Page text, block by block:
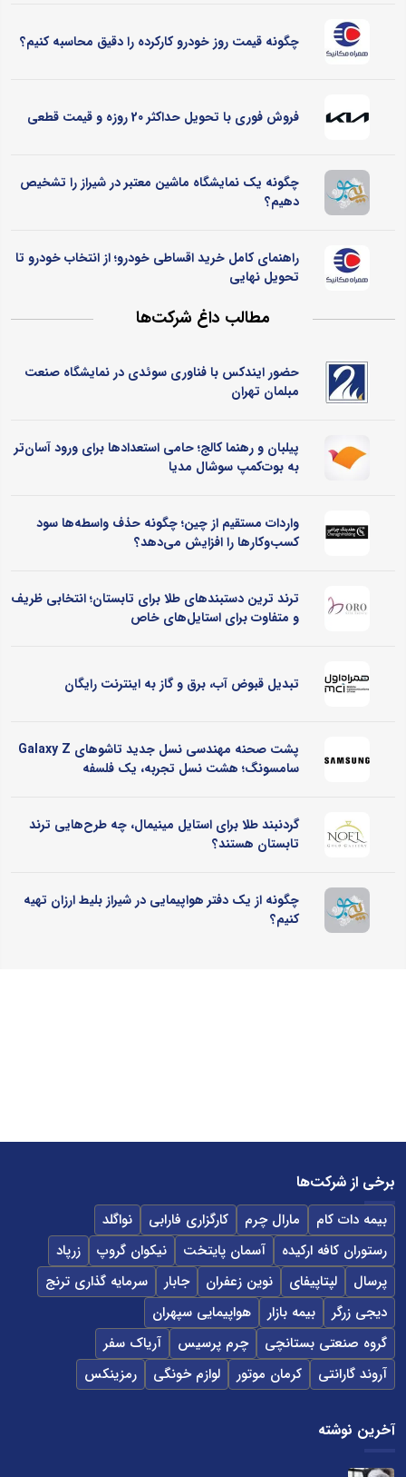
چگونه قیمت روز خودرو کارکرده را دقیق محاسبه کنیم؟
فروش فوری با تحویل حداکثر 20 روزه و قیمت قطعی
چگونه یک نمایشگاه ماشین معتبر در شیراز را تشخیص
دهیم؟
راهنمای کامل خرید اقساطی خودرو؛ از انتخاب خودرو تا
تحویل نهایی
مطالب داغ شرکت‌ها
حضور ایندکس با فناوری سوئدی در نمایشگاه صنعت
مبلمان تهران
پیلبان و رهنما کالج؛ حامی استعدادها برای ورود آسان‌تر
به بوت‌کمپ سوشال مدیا
واردات مستقیم از چین؛ چگونه حذف واسطه‌ها سود
کسب‌وکارها را افزایش می‌دهد؟
ترند ترین دستبندهای طلا برای تابستان؛ انتخابی ظریف
و متفاوت برای استایل‌های خاص
تبدیل قبوض آب، برق و گاز به اینترنت رایگان
پشت صحنه مهندسی نسل جدید تاشوهای Galaxy Z
سامسونگ؛ هشت نسل تجربه، یک فلسفه
گردنبند طلا برای استایل مینیمال، چه طرح‌هایی ترند
تابستان هستند؟
چگونه از یک دفتر هواپیمایی در شیراز بلیط ارزان تهیه
کنیم؟
برخی از شرکت‌ها
بیمه دات کام مارال چرم کارگزاری فارابی
نواگلد
رستوران کافه ارکیده
آسمان پایتخت نیکوان گروپ
زرپاد
پرسال
لپتاپیفای نوین زعفران جابار
سرمایه گذاری ترنج
دیجی زرگر
بیمه بازار
هواپیمایی سپهران
گروه صنعتی بستانچی
چرم پرسیس
آریاک سفر
آروند گارانتی
کرمان موتور لوازم خونگی رمزینکس
آخرین نوشته